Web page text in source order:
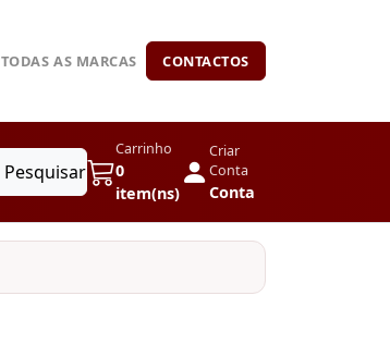
TODAS AS MARCAS CONTACTOS
Pesquisar
Carrinho
0
item(ns)
Criar
Conta
Conta